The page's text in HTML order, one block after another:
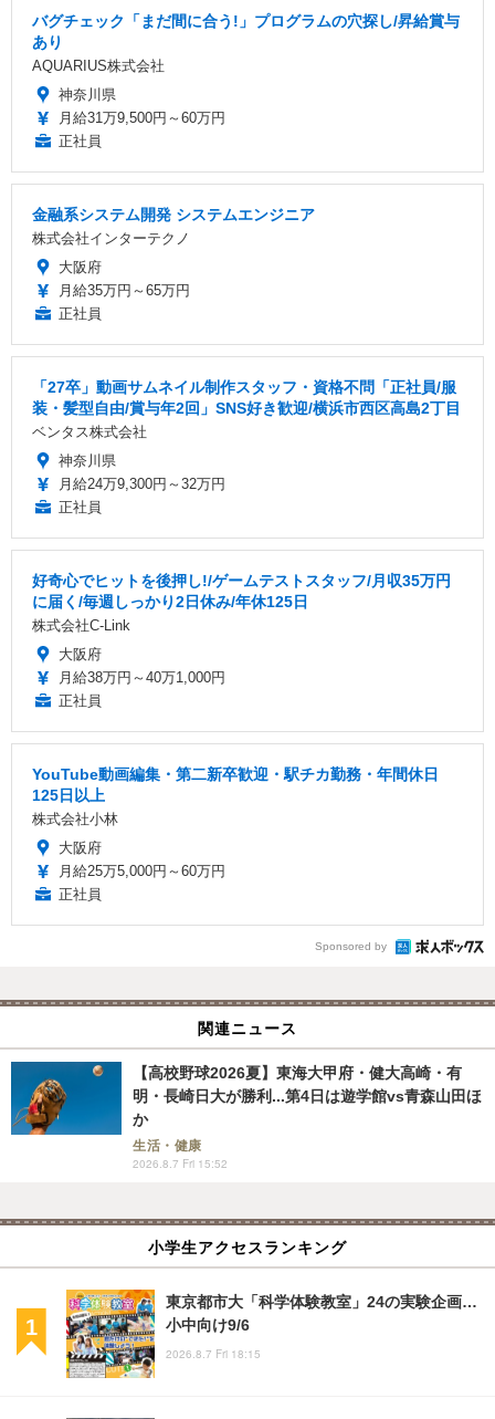
バグチェック「まだ間に合う!」プログラムの穴探し/昇給賞与
あり
AQUARIUS株式会社
神奈川県
月給31万9,500円～60万円
正社員
金融系システム開発 システムエンジニア
株式会社インターテクノ
大阪府
月給35万円～65万円
正社員
「27卒」動画サムネイル制作スタッフ・資格不問「正社員/服
装・髪型自由/賞与年2回」SNS好き歓迎/横浜市西区高島2丁目
ベンタス株式会社
神奈川県
月給24万9,300円～32万円
正社員
好奇心でヒットを後押し!/ゲームテストスタッフ/月収35万円
に届く/毎週しっかり2日休み/年休125日
株式会社C-Link
大阪府
月給38万円～40万1,000円
正社員
YouTube動画編集・第二新卒歓迎・駅チカ勤務・年間休日
125日以上
株式会社小林
大阪府
月給25万5,000円～60万円
正社員
Sponsored by
関連ニュース
【高校野球2026夏】東海大甲府・健大高崎・有
明・長崎日大が勝利...第4日は遊学館vs青森山田ほ
か
生活・健康
2026.8.7 Fri 15:52
小学生アクセスランキング
東京都市大「科学体験教室」24の実験企画…
小中向け9/6
2026.8.7 Fri 18:15